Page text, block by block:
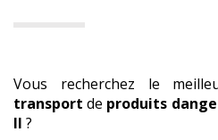
Vous recherchez le
transport de produits
II ?